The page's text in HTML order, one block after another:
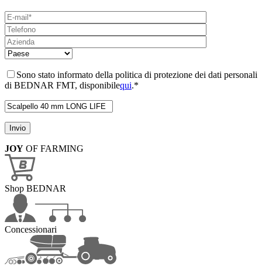
Sono stato informato della politica di protezione dei dati personali
di BEDNAR FMT, disponibilequi.*
JOY OF FARMING
Shop BEDNAR
Concessionari